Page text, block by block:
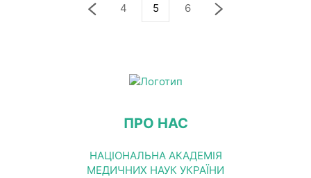
4 5 6
ПРО НАС
НАЦІОНАЛЬНА АКАДЕМІЯ
МЕДИЧНИХ НАУК УКРАЇНИ